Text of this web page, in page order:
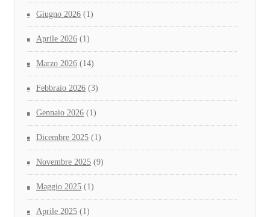
Giugno 2026 (1)
Aprile 2026 (1)
Marzo 2026 (14)
Febbraio 2026 (3)
Gennaio 2026 (1)
Dicembre 2025 (1)
Novembre 2025 (9)
Maggio 2025 (1)
Aprile 2025 (1)